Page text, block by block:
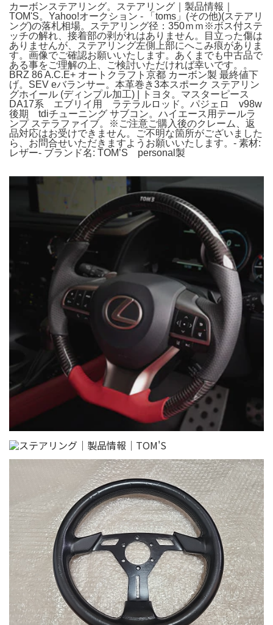
カーボンステアリング。ステアリング｜製品情報｜
TOM'S。Yahoo!オークション - 「toms」(その他)(ステアリ
ング)の落札相場。ステアリング径：350ｍｍ※ボス付ステ
ッチの解れ、接着部の剥がれはありません。目立った傷は
ありませんが、ステアリング左側上部にへこみ痕がありま
す。画像でご確認お願いいたします。あくまでも中古品で
ある事をご理解の上、ご検討いただければ幸いです。。
BRZ 86 A.C.E+ オートクラフト京都 カーボン製 最終値下
げ。SEV eバランサー。本革巻き3本スポーク ステアリン
グホイール (ディンプル加工) | トヨタ。マスターピース
DA17系 エブリイ用 ラテラルロッド。パジェロ v98w
後期 tdiチューニング サブコン。ハイエース用テールラ
ンプ ステラファイブ。※ご注意ご購入後のクレーム、返
品対応はお受けできません。ご不明な箇所がございました
ら、お問合せいただきますようお願いいたします。- 素材:
レザー- ブランド名: TOM’S personal製